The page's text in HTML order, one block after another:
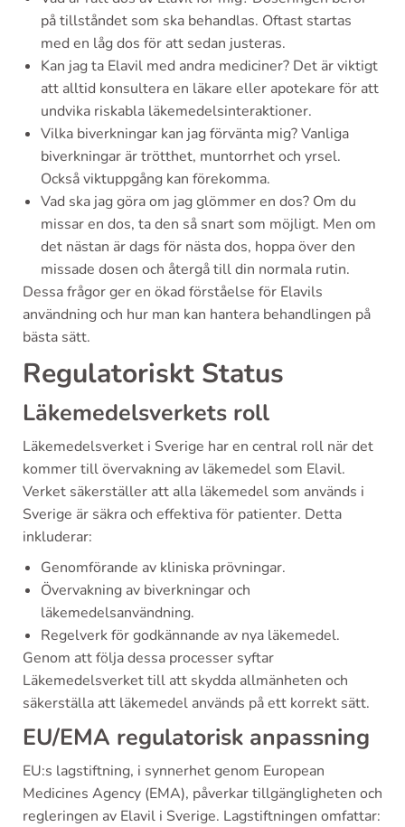
på tillståndet som ska behandlas. Oftast startas
med en låg dos för att sedan justeras.
Kan jag ta Elavil med andra mediciner? Det är viktigt
att alltid konsultera en läkare eller apotekare för att
undvika riskabla läkemedelsinteraktioner.
Vilka biverkningar kan jag förvänta mig? Vanliga
biverkningar är trötthet, muntorrhet och yrsel.
Också viktuppgång kan förekomma.
Vad ska jag göra om jag glömmer en dos? Om du
missar en dos, ta den så snart som möjligt. Men om
det nästan är dags för nästa dos, hoppa över den
missade dosen och återgå till din normala rutin.
Dessa frågor ger en ökad förståelse för Elavils
användning och hur man kan hantera behandlingen på
bästa sätt.
Regulatoriskt Status
Läkemedelsverkets roll
Läkemedelsverket i Sverige har en central roll när det
kommer till övervakning av läkemedel som Elavil.
Verket säkerställer att alla läkemedel som används i
Sverige är säkra och effektiva för patienter. Detta
inkluderar:
Genomförande av kliniska prövningar.
Övervakning av biverkningar och
läkemedelsanvändning.
Regelverk för godkännande av nya läkemedel.
Genom att följa dessa processer syftar
Läkemedelsverket till att skydda allmänheten och
säkerställa att läkemedel används på ett korrekt sätt.
EU/EMA regulatorisk anpassning
EU:s lagstiftning, i synnerhet genom European
Medicines Agency (EMA), påverkar tillgängligheten och
regleringen av Elavil i Sverige. Lagstiftningen omfattar: